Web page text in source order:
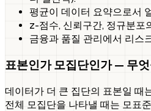
평균이 데이터 요약으로서
z-점수, 신뢰구간, 정규분포
금융과 품질 관리에서 리스
표본인가 모집단인가 — 무엇
데이터가 더 큰 집단의 표본일 때
전체 모집단을 나타낼 때는 모표